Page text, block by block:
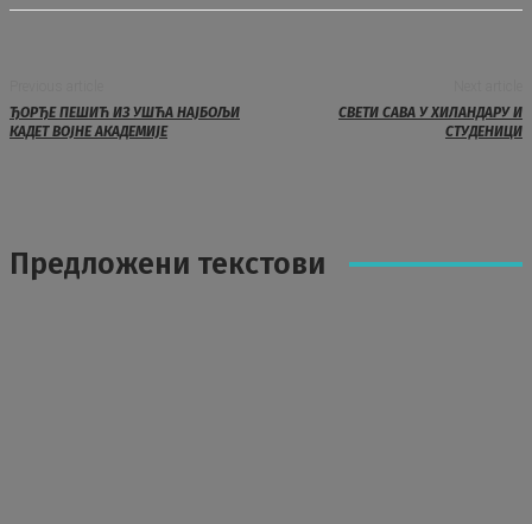
ЂОРЂЕ ПЕШИЋ ИЗ УШЋА НАЈБОЉИ
КАДЕТ ВОЈНЕ АКАДЕМИЈЕ
СВЕТИ САВА У ХИЛАНДАРУ И
СТУДЕНИЦИ
Предложени текстови